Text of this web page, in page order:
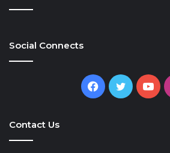
Social Connects
Facebook
Twitter
Contact Us